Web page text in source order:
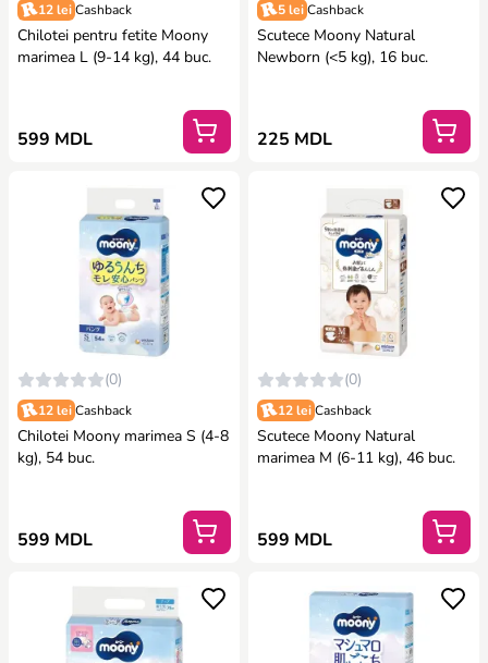
12 lei Cashback
Chilotei pentru fetite Moony
marimea L (9-14 kg), 44 buc.
599 MDL
5 lei Cashback
Scutece Moony Natural
Newborn (<5 kg), 16 buc.
225 MDL
(0)
12 lei Cashback
Chilotei Moony marimea S (4-8
kg), 54 buc.
599 MDL
(0)
12 lei Cashback
Scutece Moony Natural
marimea M (6-11 kg), 46 buc.
599 MDL